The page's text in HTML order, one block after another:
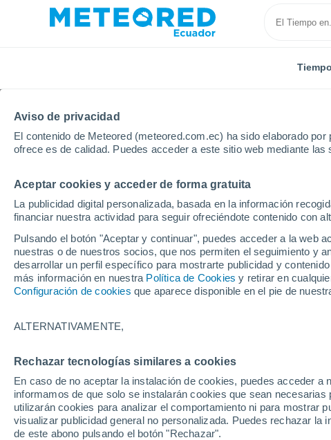
Aviso de privacidad
El contenido de Meteored (meteored.com.ec) ha sido elaborado
ofrece es de calidad. Puedes acceder a este sitio web mediante las
Aceptar cookies y acceder de forma gratuita
La publicidad digital personalizada, basada en la información
financiar nuestra actividad para seguir ofreciéndote contenido con
Pulsando el botón "Aceptar y continuar", puedes acceder a la web
nuestras o de nuestros socios, que nos permiten el seguimiento y
desarrollar un perfil específico para mostrarte publicidad y
más información en nuestra Política de Cookies y retirar en
Configuración de cookies que aparece disponible en el pie de
ALTERNATIVAMENTE,
Rechazar tecnologías similares a cookies
En caso de no aceptar la instalación de cookies, puedes acceder
informamos de que solo se instalarán cookies que sean
utilizarán cookies para analizar el comportamiento ni para mostrar
visualizar publicidad general no personalizada. Puedes rechazar
de este abono pulsando el botón "Rechazar".
Tiempo
Inicio Chile Región de Los Lagos Localidades
El tiempo en todas las
de Los Lagos
Todas las localidades de la Región de Los Lagos
Aldachildo
Alerce